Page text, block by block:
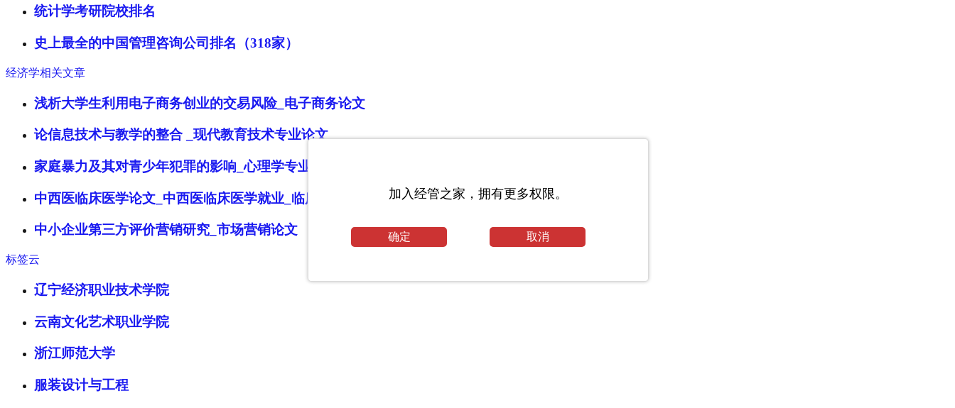
统计学考研院校排名
史上最全的中国管理咨询公司排名（318家）
经济学相关文章
浅析大学生利用电子商务创业的交易风险_电子商务论文
论信息技术与教学的整合 _现代教育技术专业论文
家庭暴力及其对青少年犯罪的影响_心理学专业论文
中西医临床医学论文_中西医临床医学就业_临床医学就业前景
中小企业第三方评价营销研究_市场营销论文
标签云
辽宁经济职业技术学院
云南文化艺术职业学院
浙江师范大学
服装设计与工程
加入经管之家，拥有更多权限。
确定 取消